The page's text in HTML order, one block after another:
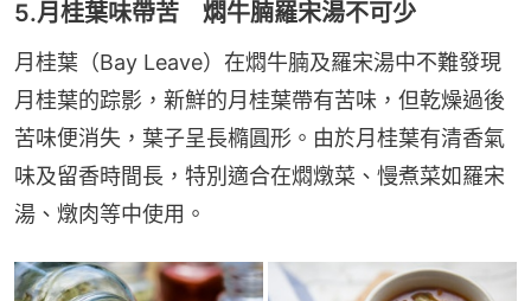
5.月桂葉味帶苦 燜牛腩羅宋湯不可少
月桂葉（Bay Leave）在燜牛腩及羅宋湯中不難發現
月桂葉的踪影，新鮮的月桂葉帶有苦味，但乾燥過後
苦味便消失，葉子呈長橢圓形。由於月桂葉有清香氣
味及留香時間長，特別適合在燜燉菜、慢煮菜如羅宋
湯、燉肉等中使用。